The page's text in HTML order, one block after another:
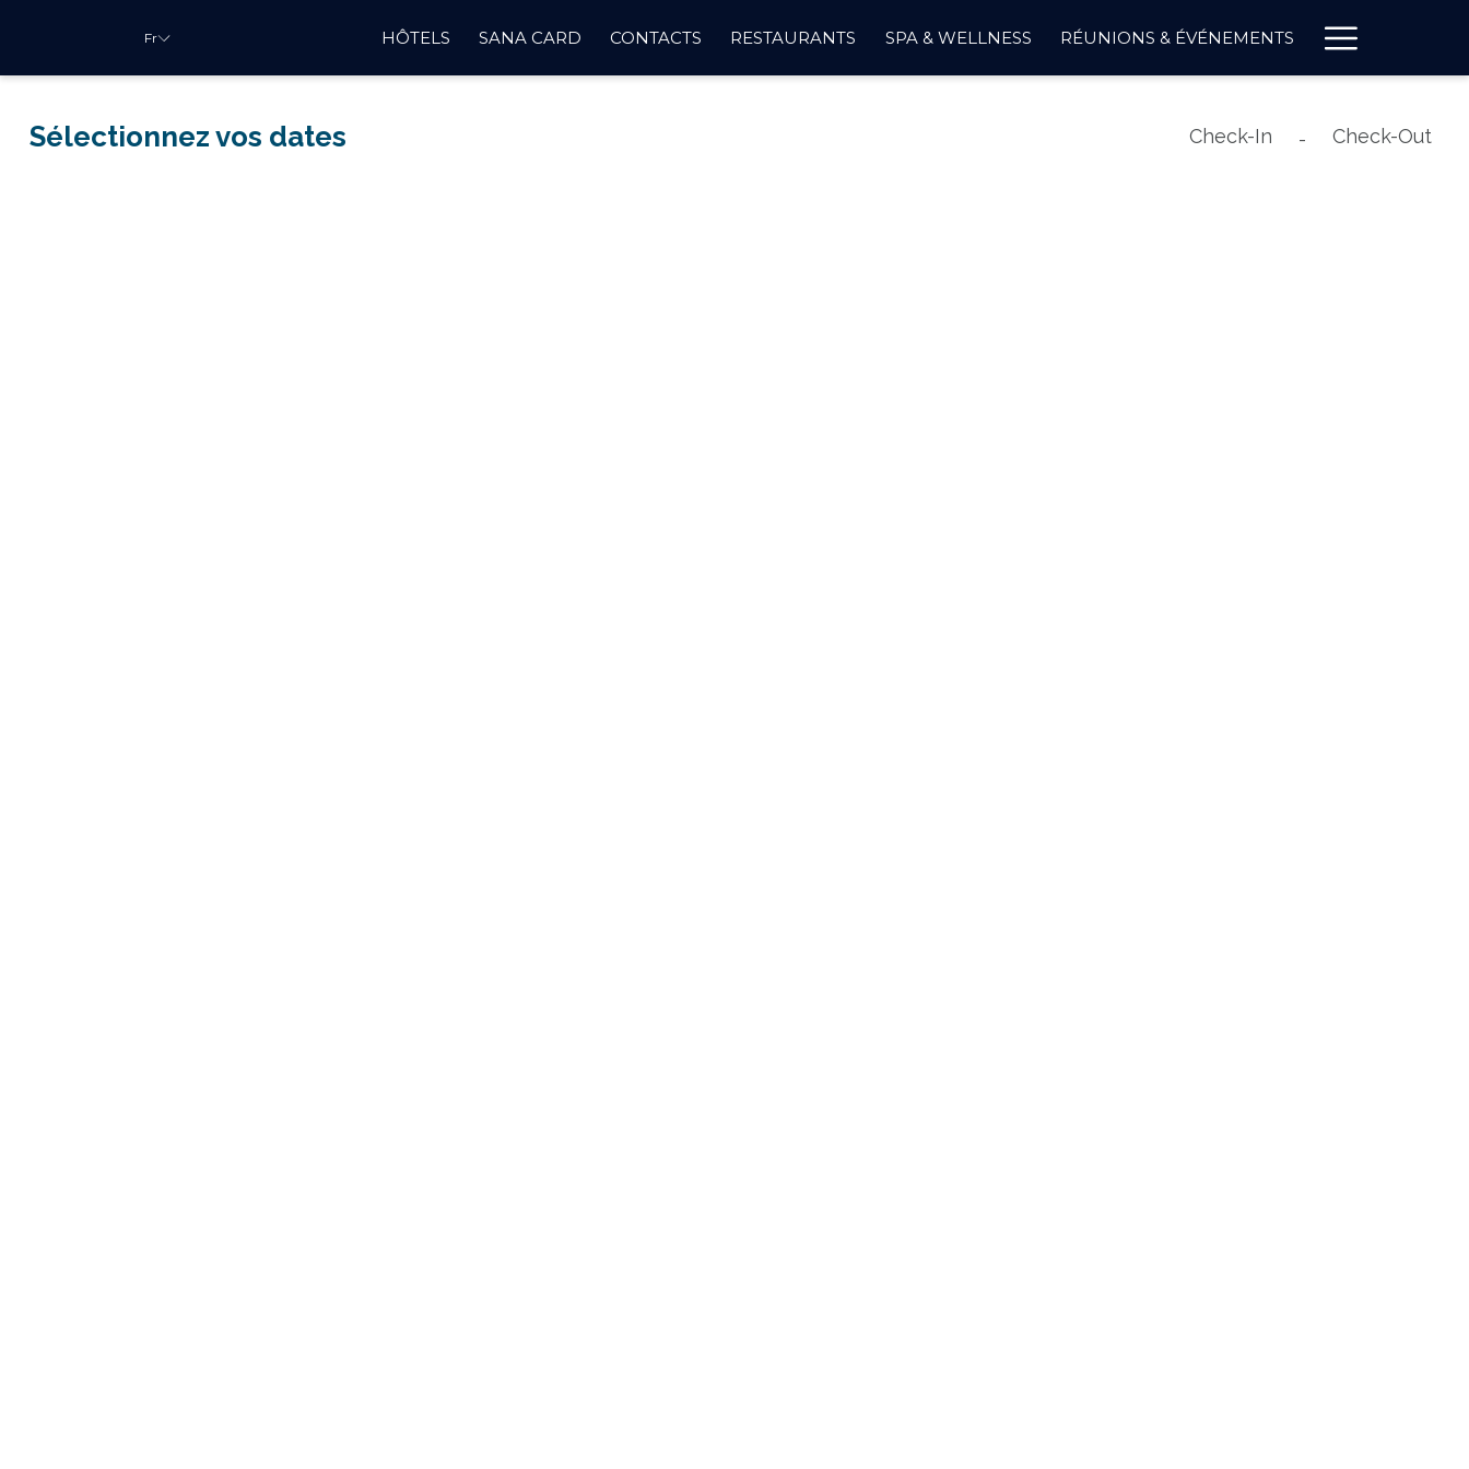
Fr HÔTELS SANA CARD CONTACTS RESTAURANTS SPA & WELLNESS RÉUNIONS & ÉVÉNEMENTS
Menu
Sélectionnez vos dates Check-In - Check-Out